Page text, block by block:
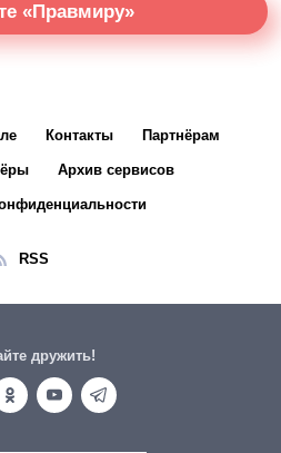
«Правмиру»
Контакты Партнёрам
Архив сервисов
RSS
дружить!